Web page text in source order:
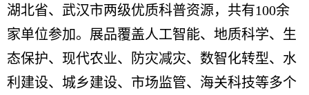
湖北省、武汉市两级优质科普资源，共有100余
家单位参加。展品覆盖人工智能、地质科学、生
态保护、现代农业、防灾减灾、数智化转型、水
利建设、城乡建设、市场监管、海关科技等多个